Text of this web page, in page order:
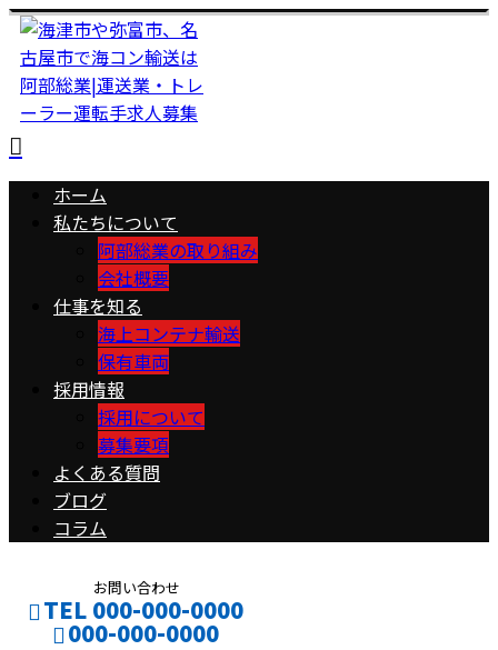
ホーム
私たちについて
阿部総業の取り組み
会社概要
仕事を知る
海上コンテナ輸送
保有車両
採用情報
採用について
募集要項
よくある質問
ブログ
コラム
お問い合わせ
TEL 000-000-0000
000-000-0000